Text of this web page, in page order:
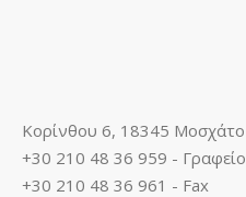
Κορίνθου 6, 18345 Μοσχάτο
+30 210 48 36 959 - Γραφείο
+30 210 48 36 961 - Fax